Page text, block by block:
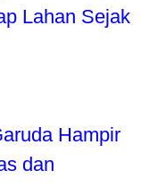
Lahan Sejak
Hampir
dan